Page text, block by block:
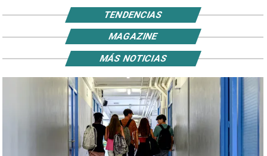
TENDENCIAS
MAGAZINE
MÁS NOTICIAS